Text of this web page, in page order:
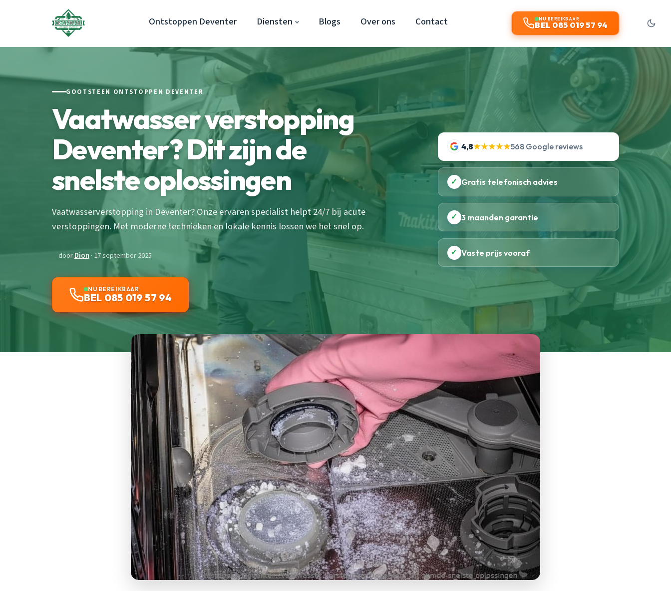
Ontstoppen Deventer Diensten Blogs Over ons Contact NU BEREIKBAAR
BEL 085 019 57 94
GOOTSTEEN ONTSTOPPEN DEVENTER
Vaatwasser verstopping
Deventer? Dit zijn de
snelste oplossingen
Vaatwasserverstopping in Deventer? Onze ervaren specialist helpt 24/7 bij acute
verstoppingen. Met moderne technieken en lokale kennis lossen we het snel op.
doorDion · 17 september 2025
NU BEREIKBAAR
BEL 085 019 57 94
4,8★★★★★568 Google reviews
✓ Gratis telefonisch advies
✓ 3 maanden garantie
✓ Vaste prijs vooraf